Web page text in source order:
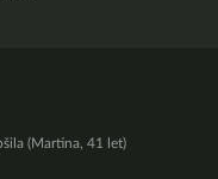
(Martina, 41 let)